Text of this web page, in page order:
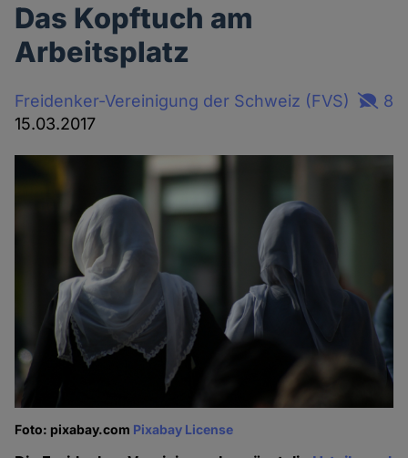
Das Kopftuch am
Arbeitsplatz
Freidenker-Vereinigung der Schweiz (FVS)
15.03.2017
8
Foto: pixabay.com Pixabay License